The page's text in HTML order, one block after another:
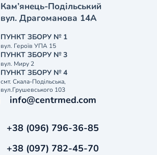
Кам’янець-Подільський
вул. Драгоманова 14А
ПУНКТ ЗБОРУ № 1
вул. Героїв УПА 15
ПУНКТ ЗБОРУ № 3
вул. Миру 2
ПУНКТ ЗБОРУ № 4
смт. Скала-Подільська,
вул.Грушевського 103
info@centrmed.com
+38 (096) 796-36-85
+38 (097) 782-45-70